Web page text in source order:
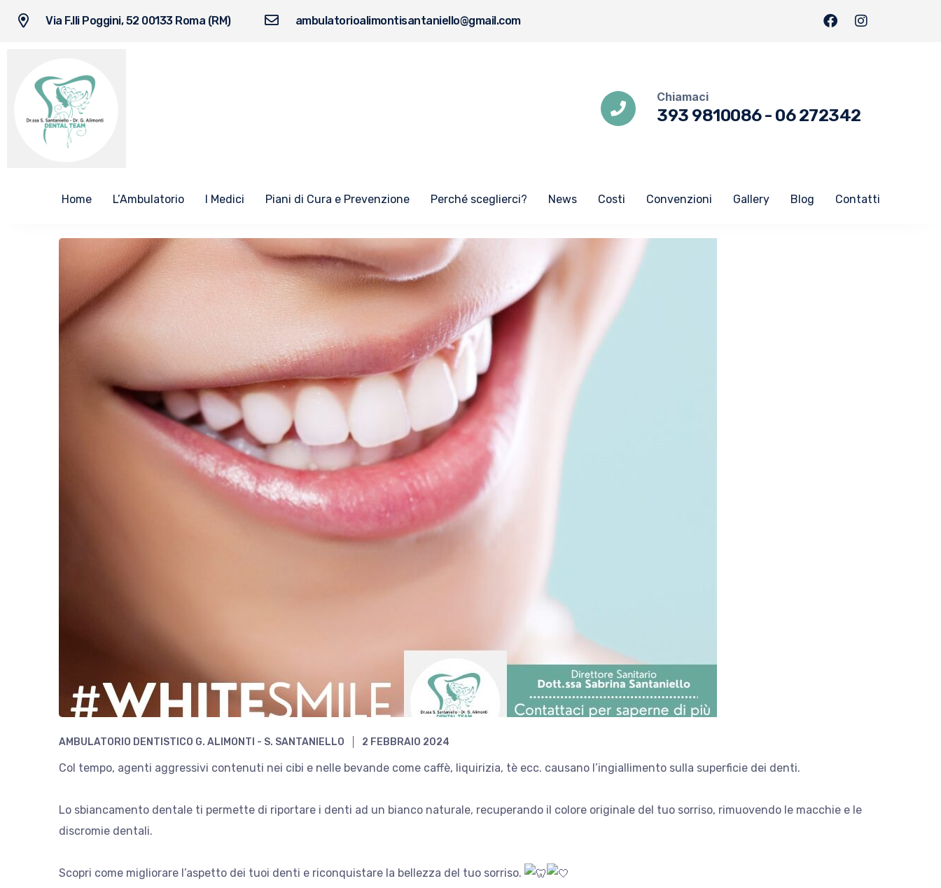
Via F.lli Poggini, 52 00133 Roma (RM) ambulatorioalimontisantaniello@gmail.com
Chiamaci
393 9810086- 06 272342
Home L’Ambulatorio I Medici Piani di Cura e Prevenzione Perché sceglierci? News Costi Convenzioni Gallery Blog Contatti
AMBULATORIO DENTISTICO G. ALIMONTI - S. SANTANIELLO 2 FEBBRAIO 2024
Col tempo, agenti aggressivi contenuti nei cibi e nelle bevande come caffè, liquirizia, tè ecc. causano l’ingiallimento sulla superficie dei denti.
Lo sbiancamento dentale ti permette di riportare i denti ad un bianco naturale, recuperando il colore originale del tuo sorriso, rimuovendo le macchie e le
discromie dentali.
Scopri come migliorare l’aspetto dei tuoi denti e riconquistare la bellezza del tuo sorriso.